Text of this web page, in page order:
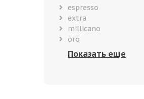
espresso
extra
millicano
oro